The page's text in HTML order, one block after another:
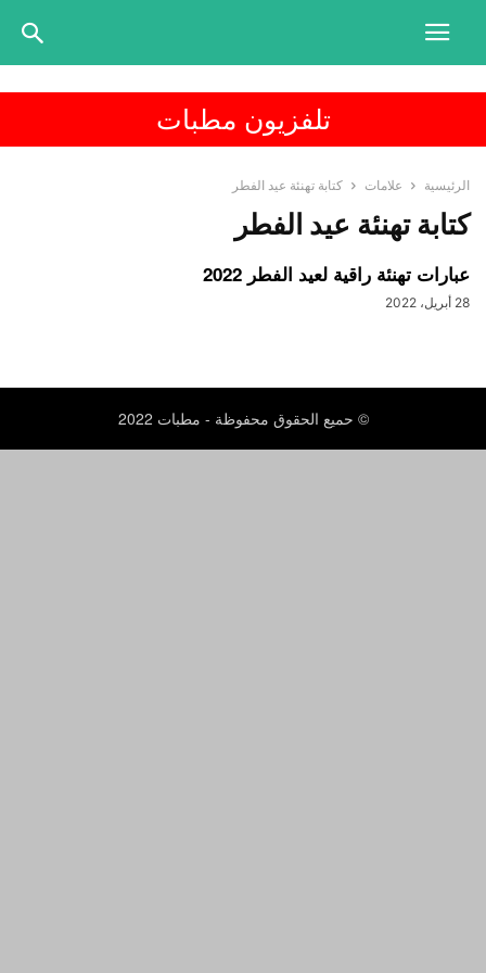
تلفزيون مطبات
الرئيسية علامات كتابة تهنئة عيد الفطر
كتابة تهنئة عيد الفطر
عبارات تهنئة راقية لعيد الفطر 2022
28 أبريل، 2022
© حميع الحقوق محفوظة - مطبات 2022